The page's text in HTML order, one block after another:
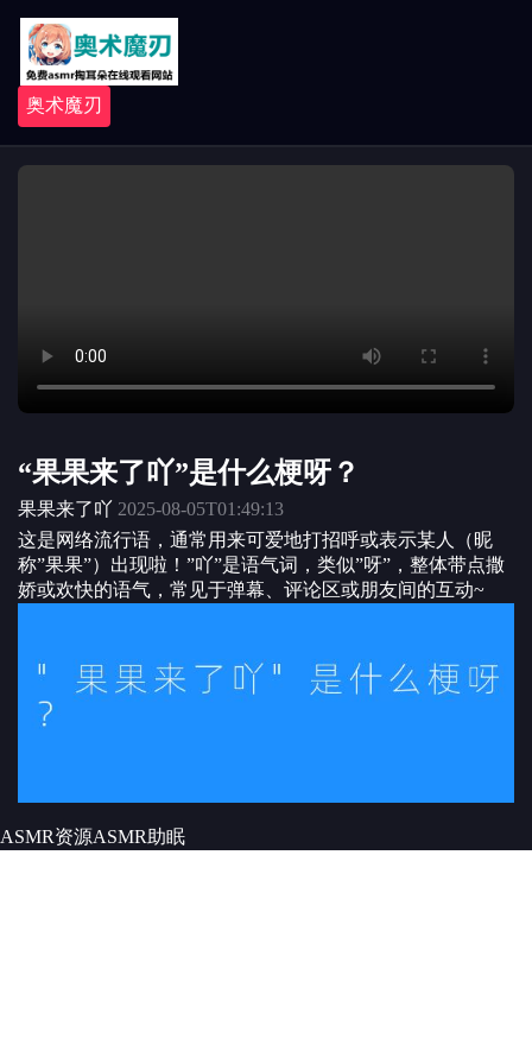
奥术魔刃
“果果来了吖”是什么梗呀？
果果来了吖 2025-08-05T01:49:13
这是网络流行语，通常用来可爱地打招呼或表示某人（昵
称”果果”）出现啦！”吖”是语气词，类似”呀”，整体带点撒
娇或欢快的语气，常见于弹幕、评论区或朋友间的互动~
ASMR资源ASMR 助眠